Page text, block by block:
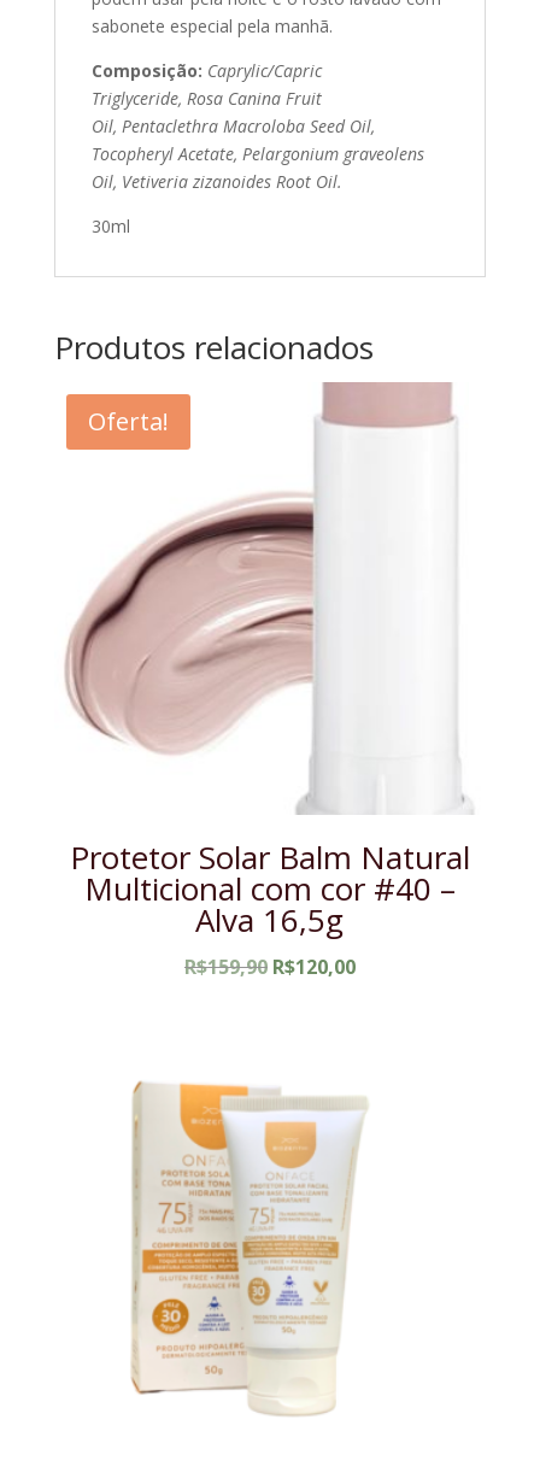
sabonete especial pela manhã.
Composição: Caprylic/Capric
Triglyceride, Rosa Canina Fruit
Oil, Pentaclethra Macroloba Seed Oil,
Tocopheryl Acetate, Pelargonium graveolens
Oil, Vetiveria zizanoides Root Oil.
30ml
Produtos relacionados
Oferta!
Protetor Solar Balm Natural
Multicional com cor #40 –
Alva 16,5g
R$159,90 O
R$120,00O